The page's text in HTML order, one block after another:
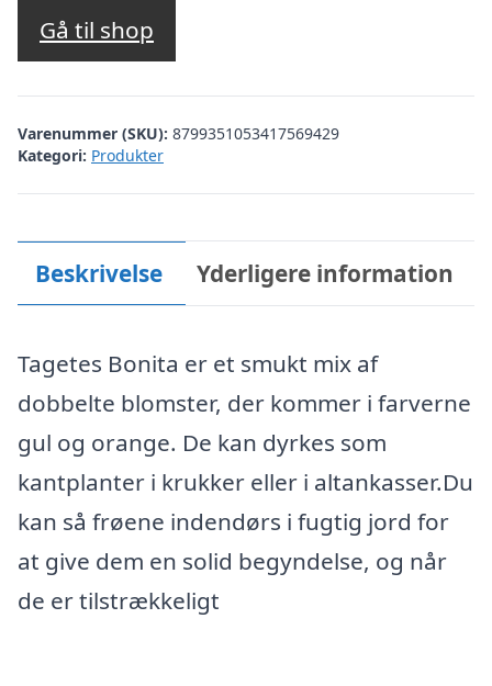
Gå til shop
Varenummer (SKU): 8799351053417569429
Kategori: Produkter
Beskrivelse Yderligere information
Tagetes Bonita er et smukt mix af
dobbelte blomster, der kommer i farverne
gul og orange. De kan dyrkes som
kantplanter i krukker eller i altankasser.Du
kan så frøene indendørs i fugtig jord for
at give dem en solid begyndelse, og når
de er tilstrækkeligt